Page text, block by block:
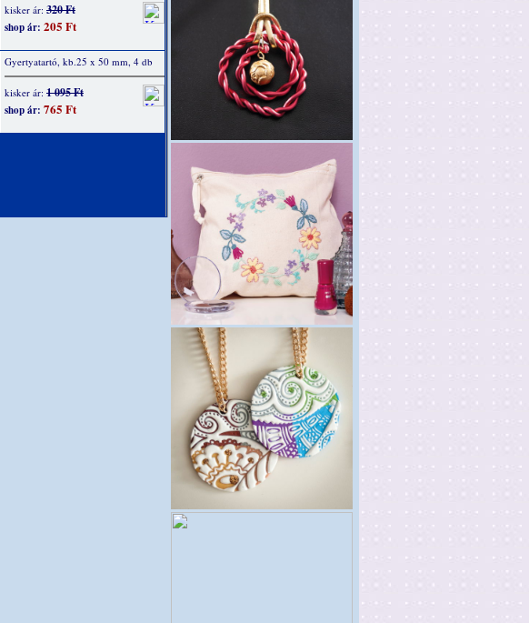
kisker ár: 320 Ft
shop ár: 205 Ft
Gyertyatartó, kb.25 x 50 mm, 4 db
kisker ár: 1 095 Ft
shop ár: 765 Ft